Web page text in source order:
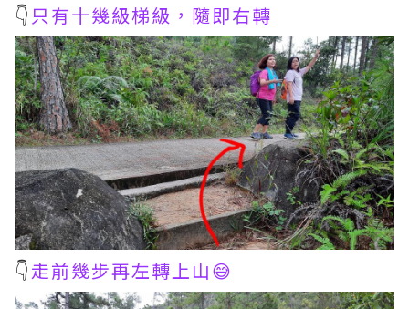
👇 只有十幾級梯級，隨即右轉
👇走前幾步再左轉上山😅